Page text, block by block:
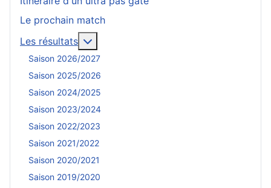
Le prochain match
Les résultats
Saison 2026/2027
Saison 2025/2026
Saison 2024/2025
Saison 2023/2024
Saison 2022/2023
Saison 2021/2022
Saison 2020/2021
Saison 2019/2020